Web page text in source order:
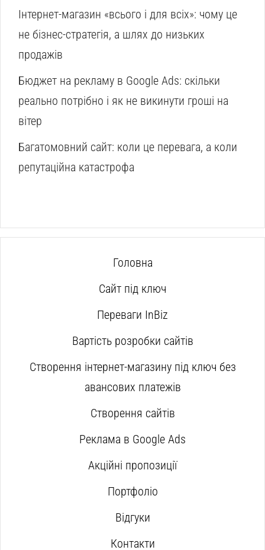
Інтернет-магазин «всього і для всіх»: чому це
не бізнес-стратегія, а шлях до низьких
продажів
Бюджет на рекламу в Google Ads: скільки
реально потрібно і як не викинути гроші на
вітер
Багатомовний сайт: коли це перевага, а коли
репутаційна катастрофа
Головна
Сайт під ключ
Переваги InBiz
Вартість розробки сайтів
Створення інтернет-магазину під ключ без
авансових платежів
Створення сайтів
Реклама в Google Ads
Акційні пропозиції
Портфоліо
Відгуки
Контакти